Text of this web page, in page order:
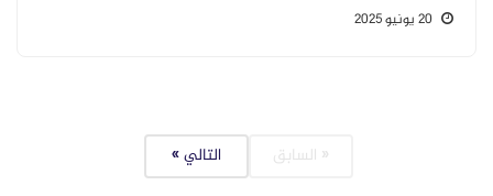
« السابق التالي »